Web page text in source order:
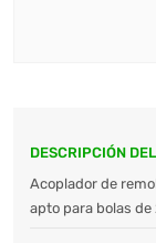
DESCRIPCIÓN
Acoplador de
apto para bolas